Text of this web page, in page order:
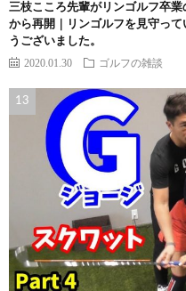
三枝こころ先輩がリンゴルフ卒
から再開｜リンゴルフを見守っ
うございました。
2020.01.30 ゴルフの雑談